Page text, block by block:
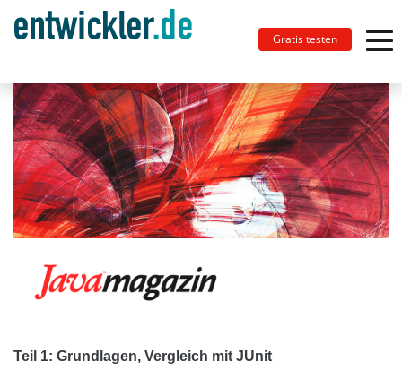
Gratis testen
Teil 1: Grundlagen, Vergleich mit JUnit